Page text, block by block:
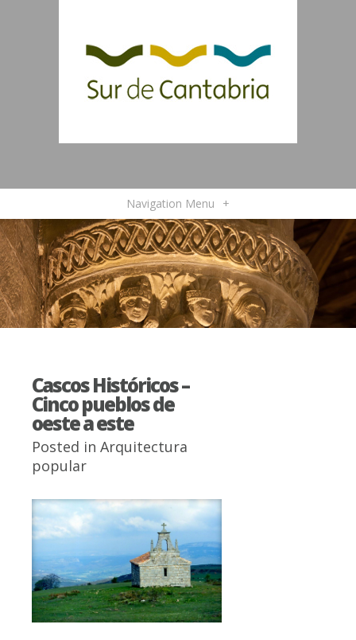
Navigation Menu +
Cascos Históricos –
Cinco pueblos de
oeste a este
Posted in Arquitectura
popular